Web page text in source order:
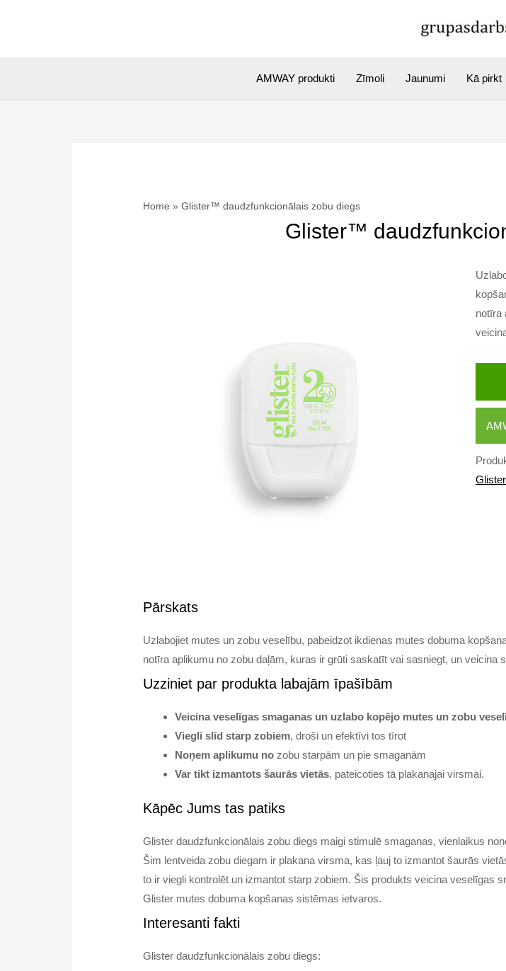
AMWAY produkti Zīmoli Jaunumi Kā pirkt
Home Glister™ daudzfunkcionālais zobu diegs
Glister™
notīra
Pārskats
Uzlabojiet mutes un zobu veselību, pabeidzot ikdienas mutes dobuma
notīra aplikumu no zobu daļām, kuras ir grūti saskatīt vai sasniegt, un veicina
Uzziniet par produkta labajām īpašībām
Veicina veselīgas smaganas un uzlabo kopējo mutes un zobu
Viegli slīd starp zobiem, droši un efektīvi tos tīrot
Noņem aplikumu no zobu starpām un pie smaganām
Var tikt izmantots šaurās vietās, pateicoties tā plakanajai virsmai.
Kāpēc Jums tas patiks
Glister daudzfunkcionālais zobu diegs maigi stimulē smaganas, vienlaikus
Šim lentveida zobu diegam ir plakana virsma, kas ļauj to izmantot šaurās
to ir viegli kontrolēt un izmantot starp zobiem. Šis produkts veicina veselīgas
Glister mutes dobuma kopšanas sistēmas ietvaros.
Interesanti fakti
Glister daudzfunkcionālais zobu diegs: